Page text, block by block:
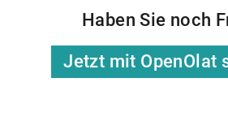
Haben Sie noch
Jetzt mit OpenOlat